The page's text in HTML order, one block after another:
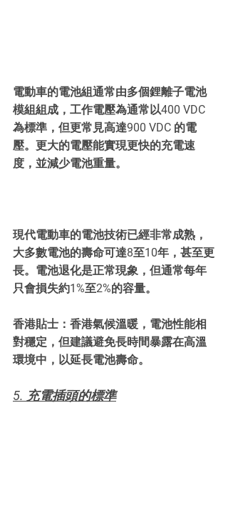
電動車的電池組通常由多個鋰離子電池
模組組成，工作電壓為通常以400 VDC
為標準，但更常見高達900 VDC 的電
壓。更大的電壓能實現更快的充電速
度，並減少電池重量。
現代電動車的電池技術已經非常成熟，
大多數電池的壽命可達8至10年，甚至更
長。電池退化是正常現象，但通常每年
只會損失約1%至2%的容量。
香港貼士：香港氣候溫暖，電池性能相
對穩定，但建議避免長時間暴露在高溫
環境中，以延長電池壽命。
5. 充電插頭的標準